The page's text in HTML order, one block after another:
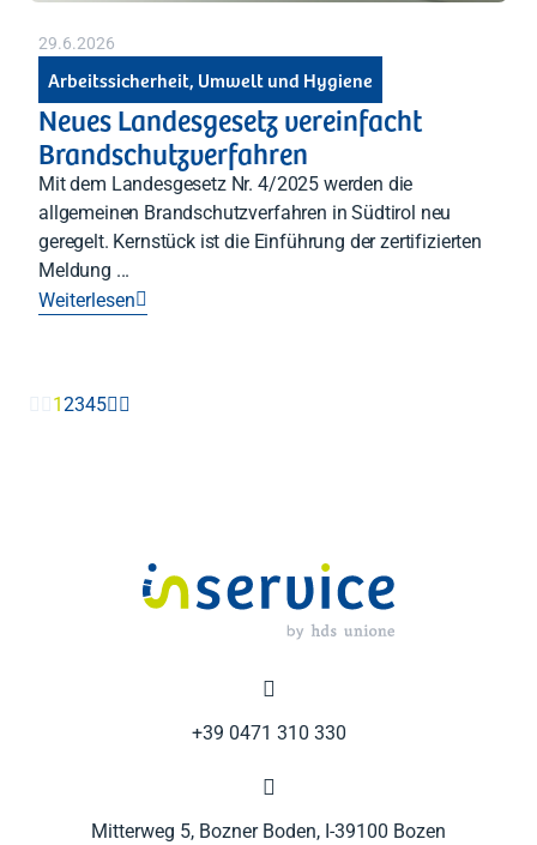
29.6.2026
Arbeitssicherheit, Umwelt und Hygiene
Neues Landesgesetz vereinfacht
Brandschutzverfahren
Mit dem Landesgesetz Nr. 4/2025 werden die
allgemeinen Brandschutzverfahren in Südtirol neu
geregelt. Kernstück ist die Einführung der zertifizierten
Meldung ...
Weiterlesen
1 2345 

+39 0471 310 330

Mitterweg 5, Bozner Boden, I-39100 Bozen